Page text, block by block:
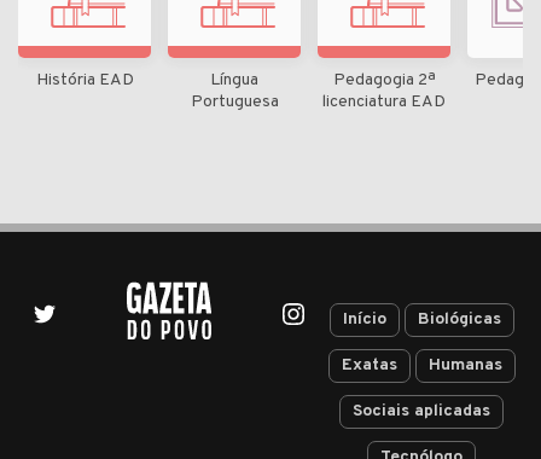
História EAD
Língua
Portuguesa
Pedagogia 2ª
licenciatura EAD
Início Biológicas
Exatas Humanas
Sociais aplicadas